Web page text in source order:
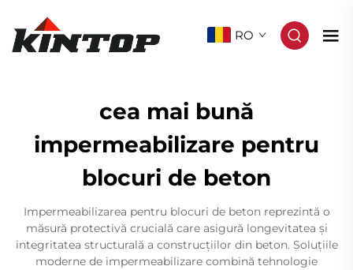
RO
cea mai bună
impermeabilizare pentru
blocuri de beton
Impermeabilizarea pentru blocuri de beton reprezintă o
măsură protectivă crucială care asigură longevitatea și
integritatea structurală a construcțiilor din beton. Soluțiile
moderne de impermeabilizare combină tehnologie